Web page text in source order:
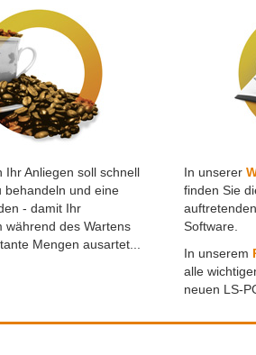
Ihr Anliegen soll schnell
behandeln und eine
- damit Ihr
während des Wartens
Mengen ausartet...
In unserer
finden Sie
Software.
In unserem
alle
neuen LS-